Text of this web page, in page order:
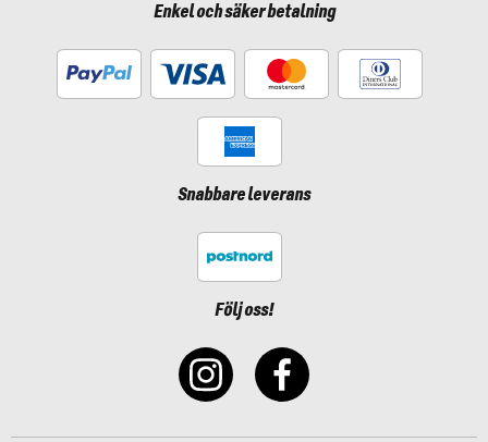
Enkel och säker betalning
Snabbare leverans
Följ oss!